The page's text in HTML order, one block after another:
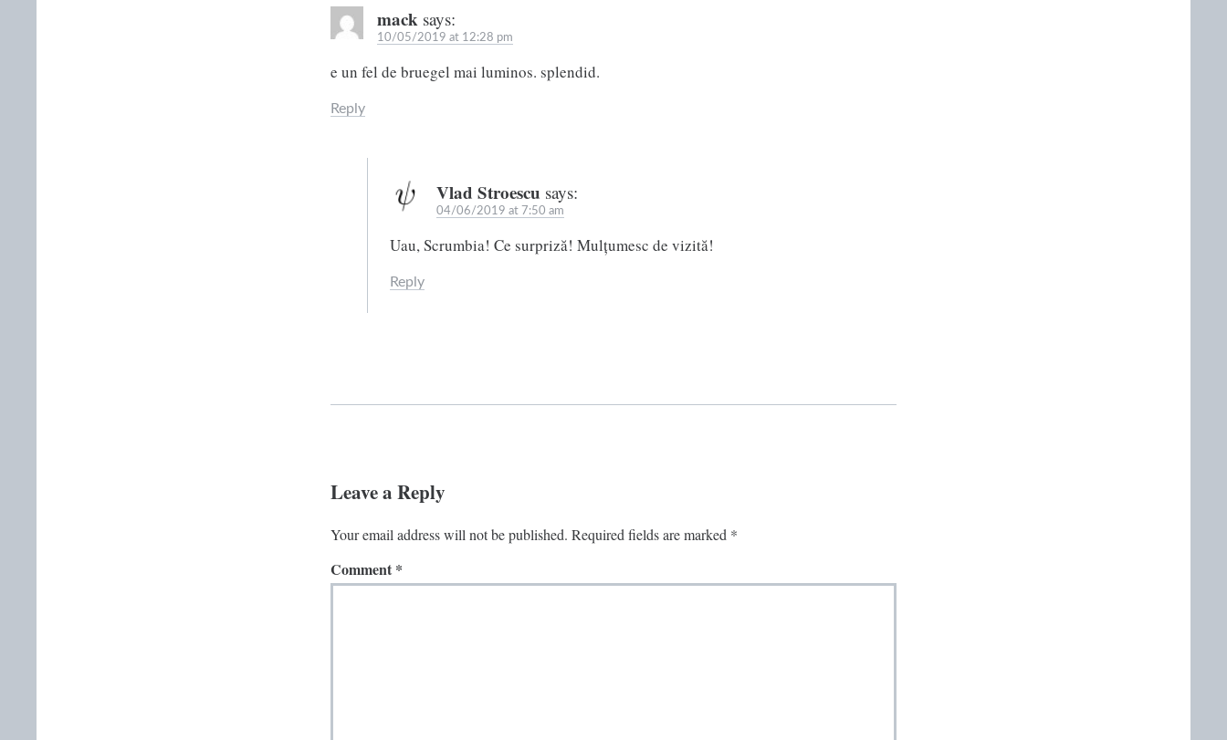
mack says:
10/05/2019 at 12:28 pm
e un fel de bruegel mai luminos. splendid.
Reply
Vlad Stroescu says:
04/06/2019 at 7:50 am
Uau, Scrumbia! Ce surpriză! Mulțumesc de vizită!
Reply
Leave a Reply
Your email address will not be published. Required fields are marked *
Comment *